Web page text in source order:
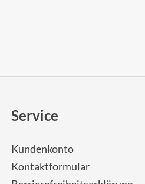
Service
Kundenkonto
Kontaktformular